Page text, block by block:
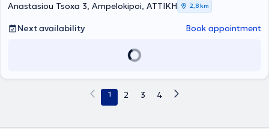
Anastasiou Tsoxa 3, Ampelokipoi, ΑΤΤΙΚΗ 2,8 km
Next availability Book appointment
1 2 3 4